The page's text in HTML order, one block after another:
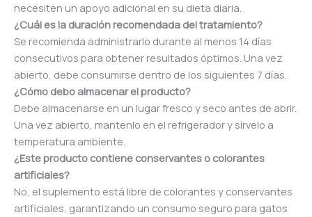
necesiten un apoyo adicional en su dieta diaria.
¿Cuál es la duración recomendada del tratamiento?
Se recomienda administrarlo durante al menos 14 días
consecutivos para obtener resultados óptimos. Una vez
abierto, debe consumirse dentro de los siguientes 7 días.
¿Cómo debo almacenar el producto?
Debe almacenarse en un lugar fresco y seco antes de abrir.
Una vez abierto, mantenlo en el refrigerador y sírvelo a
temperatura ambiente.
¿Este producto contiene conservantes o colorantes
artificiales?
No, el suplemento está libre de colorantes y conservantes
artificiales, garantizando un consumo seguro para gatos